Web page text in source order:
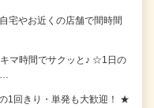
やお近くの店舗で間時間
マ時間でサクッと♪ ☆1日の
1回きり・単発も大歓迎！ ★